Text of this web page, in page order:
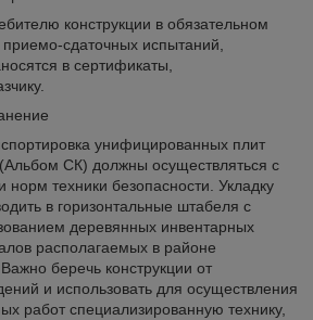
конструкции в обязательном
сдаточных испытаний,
в сертификаты,
унифицированных плит
СК) должны осуществляться с
техники безопасности. Укладку
в горизонтальные штабеля с
деревянных инвентарных
располагаемых в районе
беречь конструкции от
и использовать для осуществления
работ специализированную технику,